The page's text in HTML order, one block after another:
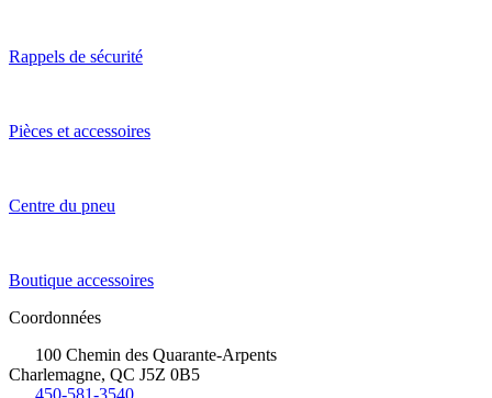
Rappels de sécurité
Pièces et accessoires
Centre du pneu
Boutique accessoires
Coordonnées
100 Chemin des Quarante-Arpents
Charlemagne, QC J5Z 0B5
450-581-3540